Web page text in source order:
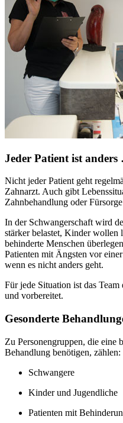
Jeder Patient ist
Nicht jeder Patient geht
Zahnarzt. Auch gibt
Zahnbehandlung oder
In der Schwangerschaft wird
stärker belastet, Kinder wollen
behinderte Menschen
Patienten mit Ängsten vor
wenn es nicht anders geht.
Für jede Situation ist das
und vorbereitet.
Gesonderte
Zu Personengruppen, die eine
Behandlung benötigen, zählen:
Schwangere
Kinder und Jugendliche
Patienten mit